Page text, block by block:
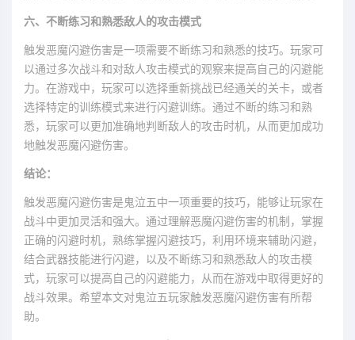
六、不断练习和熟悉敌人的攻击模式
触发恶魔闪避伤害是一项需要不断练习和熟悉的技巧。玩家可
以通过多次战斗和对敌人攻击模式的观察来提高自己的闪避能
力。在游戏中，玩家可以选择重新挑战已经通关的关卡，或者
选择特定的训练模式来进行闪避训练。通过不断的练习和熟
悉，玩家可以更加准确地判断敌人的攻击时机，从而更加成功
地触发恶魔闪避伤害。
结论：
触发恶魔闪避伤害是鬼泣五中一项重要的技巧，能够让玩家在
战斗中更加灵活和强大。通过理解恶魔闪避伤害的机制，掌握
正确的闪避时机，熟练掌握闪避技巧，利用环境来辅助闪避，
结合武器技能进行闪避，以及不断练习和熟悉敌人的攻击模
式，玩家可以提高自己的闪避能力，从而在游戏中取得更好的
战斗效果。希望本文对鬼泣五玩家触发恶魔闪避伤害有所帮
助。